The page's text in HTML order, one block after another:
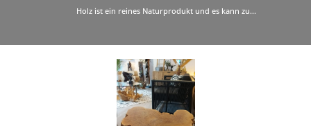
Holz ist ein reines Naturprodukt und es kann zu...